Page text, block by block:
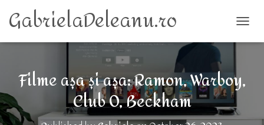
GabrielaDeleanu.ro
Filme așa și așa: Ramon, Warboy,
Club 0, Beckham